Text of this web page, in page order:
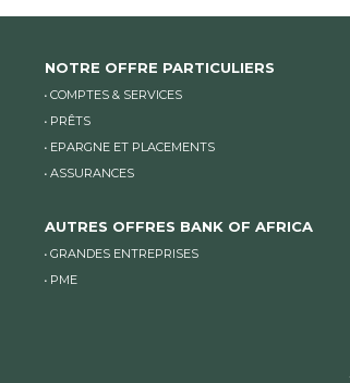
NOTRE OFFRE PARTICULIERS
COMPTES & SERVICES
PRÊTS
EPARGNE ET PLACEMENTS
ASSURANCES
AUTRES OFFRES BANK OF AFRICA
GRANDES ENTREPRISES
PME